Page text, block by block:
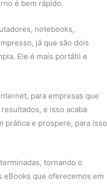
é bem rápido.
notebooks,
já que são dois
Ele é mais portátil e
para empresas que
e isso acaba
prática e prospere, para isso
tornando o
eBooks que oferecemos em